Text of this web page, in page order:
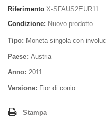
Riferimento X-SFAUS2EUR11
Condizione: Nuovo prodotto
Tipo: Moneta singola con
Paese: Austria
Anno: 2011
Versione: Fior di conio
Stampa